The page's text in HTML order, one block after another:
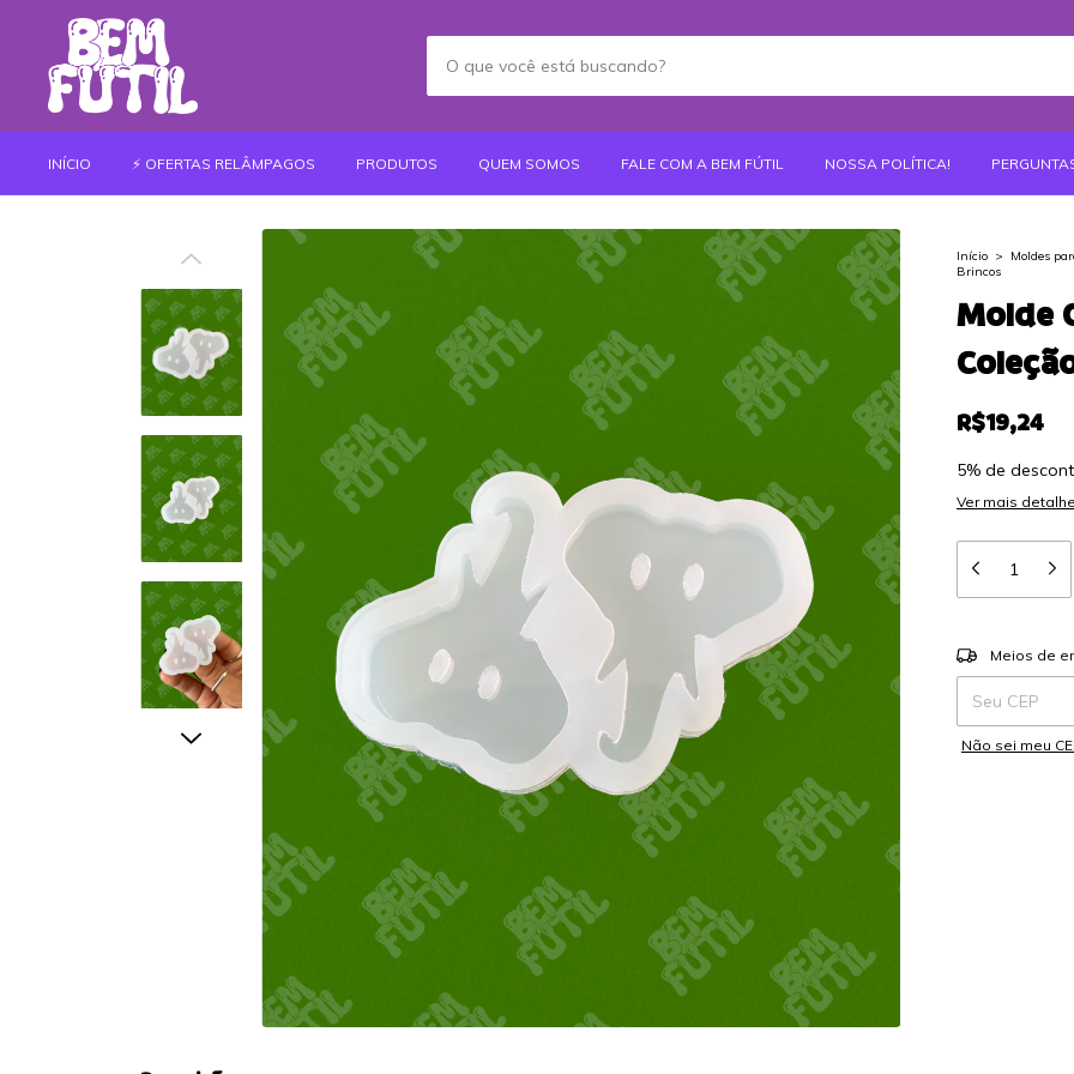
INÍCIO ⚡️ OFERTAS RELÂMPAGOS PRODUTOS QUEM SOMOS FALE COM A BEM FÚTIL NOSSA POLÍTICA!
Início > Moldes
Brincos
Molde
R$19,24
5% de
Ver mais
Entregas para o
Meios de
Não sei meu